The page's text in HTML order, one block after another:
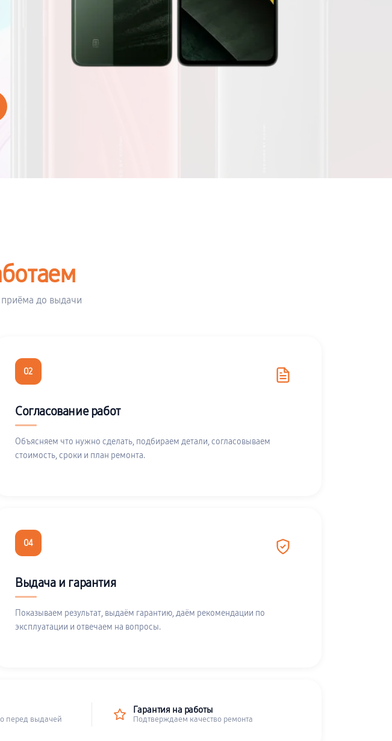
до выдачи
02
Согласование работ
Объясняем что нужно сделать, подбираем детали, согласовываем
стоимость, сроки и план ремонта.
04
Выдача и гарантия
Показываем результат, выдаём гарантию, даём рекомендации по
эксплуатации и отвечаем на вопросы.
перед выдачей
Гарантия на работы
Подтверждаем качество ремонта